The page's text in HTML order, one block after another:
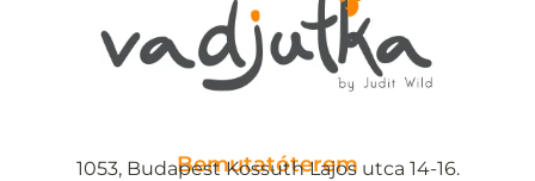
Bemutatóterem
1053, Budapest Kossuth Lajos utca 14-16.